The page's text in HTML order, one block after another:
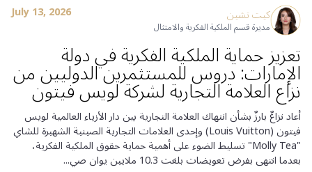
كيت تشين
مديرة قسم الملكية الفكرية والامتثال
July 13, 2026
تعزيز حماية الملكية الفكرية في دولة
الإمارات: دروس للمستثمرين الدوليين من
نزاع العلامة التجارية لشركة لويس فيتون
أعاد نزاعٌ بارزٌ بشأن انتهاك العلامة التجارية بين دار الأزياء العالمية لويس
فيتون (Louis Vuitton) وإحدى العلامات التجارية الصينية الشهيرة للشاي
"Molly Tea" تسليط الضوء على أهمية حماية حقوق الملكية الفكرية،
بعدما انتهى بفرض تعويضات بلغت 10.3 ملايين يوان صي...